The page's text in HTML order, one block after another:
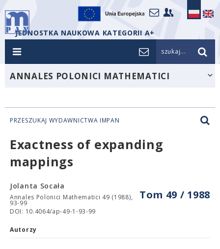
JEDNOSTKA NAUKOWA KATEGORII A+
szukaj...
ANNALES POLONICI MATHEMATICI
PRZESZUKAJ WYDAWNICTWA IMPAN
Exactness of expanding
mappings
Tom 49 / 1988
Jolanta Socała
Annales Polonici Mathematici 49 (1988),
93-99
DOI: 10.4064/ap-49-1-93-99
Autorzy